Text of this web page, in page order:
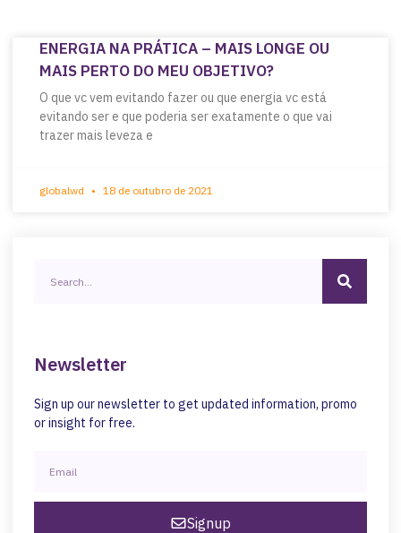
ENERGIA NA PRÁTICA – MAIS LONGE OU
MAIS PERTO DO MEU OBJETIVO?
O que vc vem evitando fazer ou que energia vc está
evitando ser e que poderia ser exatamente o que vai
trazer mais leveza e
globalwd 18 de outubro de 2021
Newsletter
Sign up our newsletter to get updated information, promo
or insight for free.
Signup